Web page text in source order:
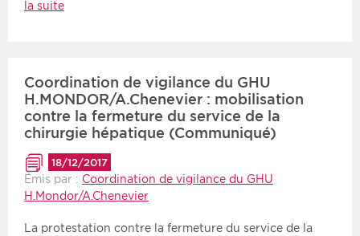
la suite
Coordination de vigilance du GHU
H.MONDOR/A.Chenevier : mobilisation
contre la fermeture du service de la
chirurgie hépatique (Communiqué)
18/12/2017
Émis par : Coordination de vigilance du GHU
H.Mondor/A.Chenevier
La protestation contre la fermeture du service de la